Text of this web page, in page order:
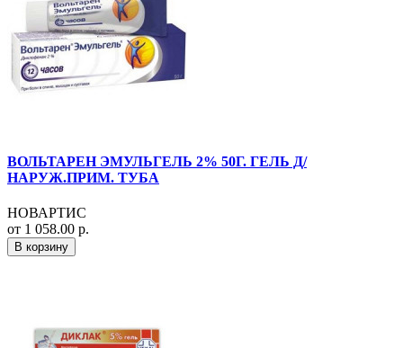
ВОЛЬТАРЕН ЭМУЛЬГЕЛЬ 2% 50Г. ГЕЛЬ Д/
НАРУЖ.ПРИМ. ТУБА
НОВАРТИС
от 1 058.00 р.
В корзину